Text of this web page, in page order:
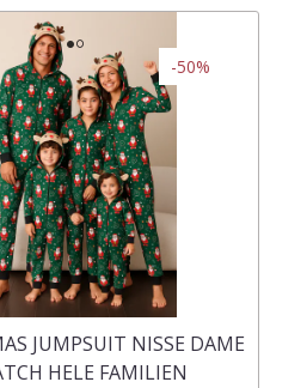
-50%
JUMPSUIT NISSE DAME
HELE FAMILIEN